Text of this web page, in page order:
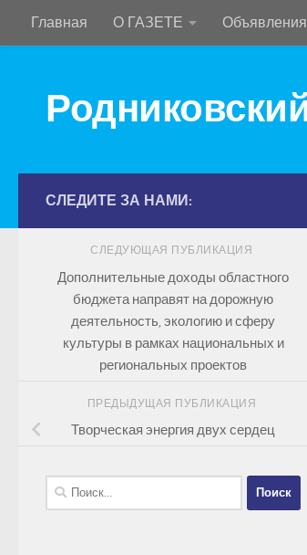
Перейти к содержимому
Главная О ГАЗЕТЕ Объявления
СЛЕДИТЕ ЗА НАМИ:
СЛЕДУЮЩАЯ ПУБЛИКАЦИЯ
Дополнительные доходы областного
бюджета направят на дорожную
деятельность, экологию и сферу
культуры в рамках национальных и
региональных проектов
ПРЕДЫДУЩАЯ ПУБЛИКАЦИЯ
Творческая энергия двух сердец
Найти: